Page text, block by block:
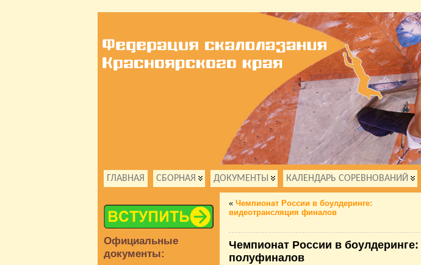
ГЛАВНАЯ СБОРНАЯ ДОКУМЕНТЫ КАЛЕНДАРЬ СОРЕВНОВАНИЙ
Официальные
документы:
« Чемпионат России в боулдеринге:
видеотрансляция финалов
Чемпионат России в
полуфиналов